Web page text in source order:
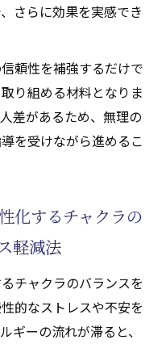
さらに効果を実感でき
頼性を補強するだけで
り組める材料となりま
差があるため、無理の
を受けながら進めるこ
化するチャクラの
軽減法
チャクラのバランスを
的なストレスや不安を
ギーの流れが滞ると、